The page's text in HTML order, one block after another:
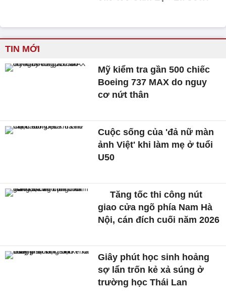
TIN MỚI
Mỹ kiểm tra gần 500 chiếc
Boeing 737 MAX do nguy
cơ nứt thân
Cuộc sống của 'đả nữ màn
ảnh Việt' khi làm mẹ ở tuổi
U50
Tăng tốc thi công nút
giao cửa ngõ phía Nam Hà
Nội, cán đích cuối năm 2026
Giây phút học sinh hoảng
sợ lẩn trốn kẻ xả súng ở
trường học Thái Lan